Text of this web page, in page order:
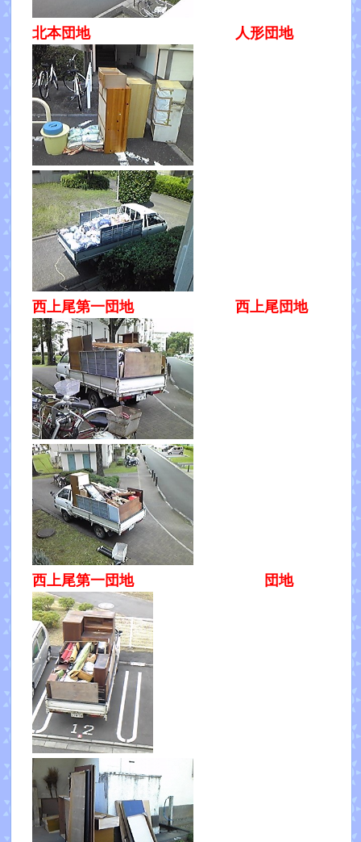
北本団地 人形団地
西上尾第一団地 西上尾団地
西上尾第一団地 団地